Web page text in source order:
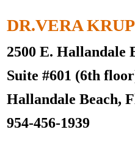
DR.VERA
2500 E. Hallandale
Suite #601 (6th
Hallandale Beach,
954-456-1939